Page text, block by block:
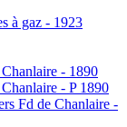
à gaz - 1923
- 1890
- P 1890
Fd de Chanlaire -